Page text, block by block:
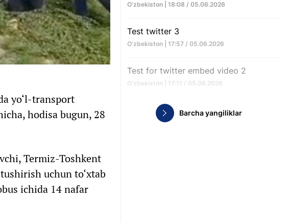
yo‘l-transport
hodisa bugun, 28
Termiz-Toshkent
uchun to‘xtab
ichida 14 nafar
O‘zbekiston | 18:08 / 05.06.2026
Test twitter 3
O‘zbekiston | 17:57 / 05.06.2026
Test for twitter embed video 2
O‘zbekiston | 17:11 / 05.06.2026
Barcha yangiliklar